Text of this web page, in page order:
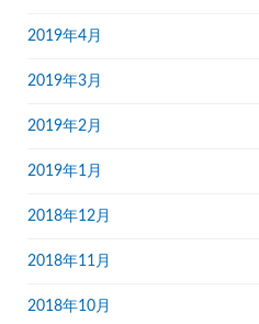
2019年4月
2019年3月
2019年2月
2019年1月
2018年12月
2018年11月
2018年10月